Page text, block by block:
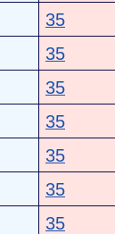
35
35
35
35
35
35
35